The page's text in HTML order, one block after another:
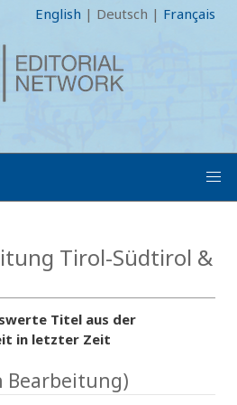
English | Deutsch | Français
Tirol-Südtirol &
Titel aus der
in letzter Zeit
Bearbeitung)